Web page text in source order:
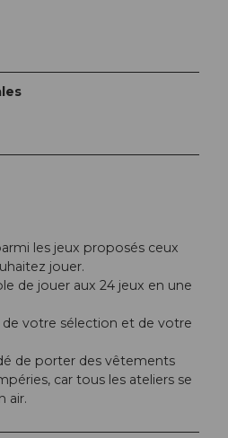
les jeux proposés ceux
jouer.
de jouer aux 24 jeux en une
de votre sélection et de votre
de porter des vêtements
car tous les ateliers se
air.